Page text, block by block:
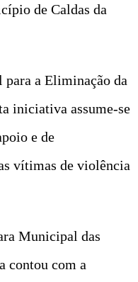
de Caldas da
a Eliminação da
iniciativa assume-se
e de
vítimas de violência
Municipal das
contou com a